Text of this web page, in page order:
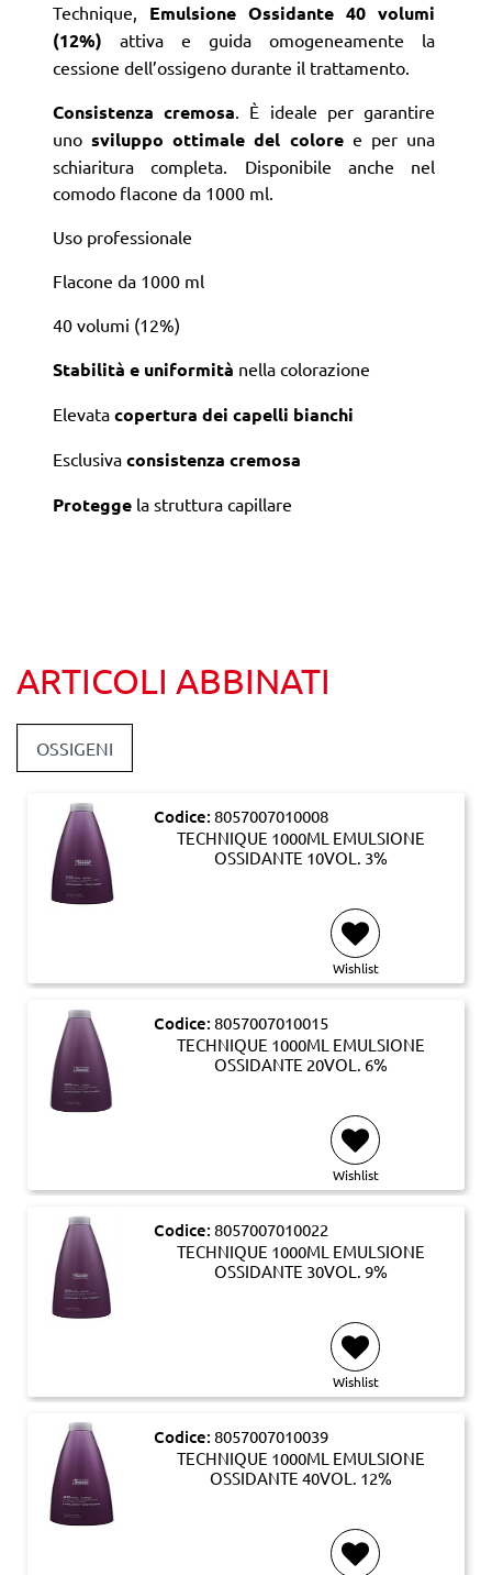
Technique, Emulsione Ossidante 40 volumi
(12%) attiva e guida omogeneamente la
cessione dell’ossigeno durante il trattamento.
Consistenza cremosa. È ideale per garantire
unosviluppo ottimale del colore e per una
schiaritura completa. Disponibile anche nel
comodo flacone da 1000 ml.
Uso professionale
Flacone da 1000 ml
40 volumi (12%)
Stabilità e uniformità nella colorazione
Elevata copertura dei capelli bianchi
Esclusiva consistenza cremosa
Protegge la struttura capillare
ARTICOLI ABBINATI
OSSIGENI
Codice: 8057007010008
TECHNIQUE 1000ML EMULSIONE
OSSIDANTE 10VOL. 3%
Wishlist
Codice: 8057007010015
TECHNIQUE 1000ML EMULSIONE
OSSIDANTE 20VOL. 6%
Wishlist
Codice: 8057007010022
TECHNIQUE 1000ML EMULSIONE
OSSIDANTE 30VOL. 9%
Wishlist
Codice: 8057007010039
TECHNIQUE 1000ML EMULSIONE
OSSIDANTE 40VOL. 12%